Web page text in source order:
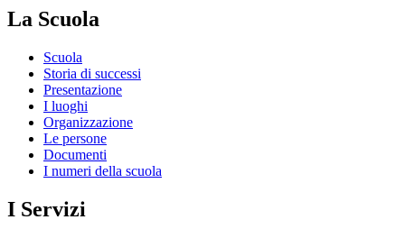
La Scuola
Scuola
Storia di successi
Presentazione
I luoghi
Organizzazione
Le persone
Documenti
I numeri della scuola
I Servizi